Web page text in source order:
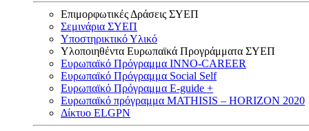
Επιμορφωτικές Δράσεις ΣΥΕΠ
Σεμινάρια ΣΥΕΠ
Υποστηρικτικό Υλικό
Υλοποιηθέντα Ευρωπαϊκά Προγράμματα ΣΥΕΠ
Ευρωπαϊκό Πρόγραμμα INNO-CAREER
Ευρωπαϊκό Πρόγραμμα Social Self
Ευρωπαϊκό Πρόγραμμα E-guide +
Ευρωπαϊκό πρόγραμμα MATHISIS – HORIZON 2020
Δίκτυο ELGPN